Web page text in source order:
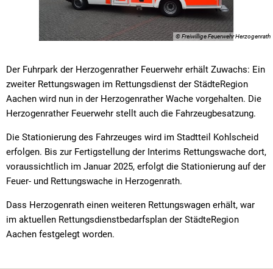
© Freiwillige Feuerwehr Herzogenrath
Der Fuhrpark der Herzogenrather Feuerwehr erhält Zuwachs: Ein
zweiter Rettungswagen im Rettungsdienst der StädteRegion
Aachen wird nun in der Herzogenrather Wache vorgehalten. Die
Herzogenrather Feuerwehr stellt auch die Fahrzeugbesatzung.
Die Stationierung des Fahrzeuges wird im Stadtteil Kohlscheid
erfolgen. Bis zur Fertigstellung der Interims Rettungswache dort,
voraussichtlich im Januar 2025, erfolgt die Stationierung auf der
Feuer- und Rettungswache in Herzogenrath.
Dass Herzogenrath einen weiteren Rettungswagen erhält, war
im aktuellen Rettungsdienstbedarfsplan der StädteRegion
Aachen festgelegt worden.